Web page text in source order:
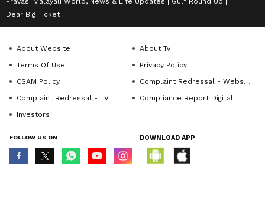
Dear Big Ticket
About Website
About Tv
Terms Of Use
Privacy Policy
CSAM Policy
Complaint Redressal - Website
Complaint Redressal - TV
Compliance Report Digital
Investors
FOLLOW US ON DOWNLOAD APP